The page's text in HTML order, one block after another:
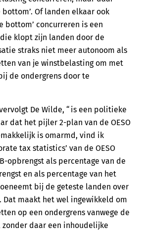
Of landen elkaar ook
bottom’ concurreren is een
klopt zijn landen door de
straks niet meer autonoom als
van je winstbelasting om met
de ondergrens door te
De Wilde, “is een politieke
dat het pijler 2-plan van de OESO
is omarmd, vind ik
tax statistics’ van de OESO
opbrengst als percentage van de
en als percentage van het
bij de geteste landen over
maakt het wel ingewikkeld om
op een ondergrens vanwege de
zonder daar een inhoudelijke